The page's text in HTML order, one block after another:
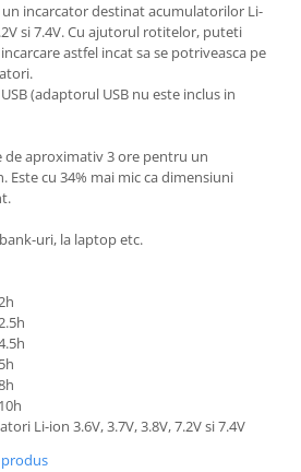
incarcator destinat acumulatorilor Li-
si 7.4V. Cu ajutorul rotitelor, puteti
astfel incat sa se potriveasca pe
(adaptorul USB nu este inclus in
de aproximativ 3 ore pentru un
Este cu 34% mai mic ca dimensiuni
uri, la laptop etc.
Li-ion 3.6V, 3.7V, 3.8V, 7.2V si 7.4V